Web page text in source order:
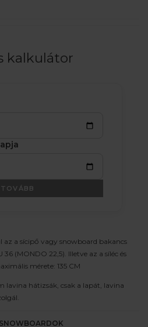
kalkulátor
TOVÁBB
az a sícipő vagy snowboard bakancs
(MONDO 22,5). Illetve az a síléc és
mérete: 135 CM
lavina hátizsák, csak a lapát, lavina